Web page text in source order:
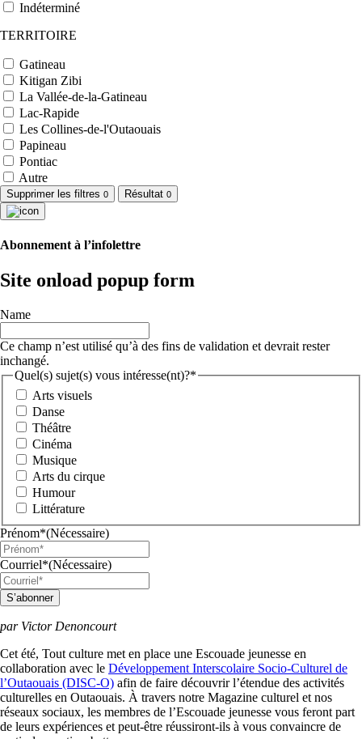
Indéterminé
TERRITOIRE
Gatineau
Kitigan Zibi
La Vallée-de-la-Gatineau
Lac-Rapide
Les Collines-de-l'Outaouais
Papineau
Pontiac
Autre
Supprimer les filtres 0 Résultat 0
Abonnement à l’infolettre
Site onload popup form
Name
Ce champ n’est utilisé qu’à des fins de validation et devrait rester
inchangé.
Quel(s) sujet(s) vous intéresse(nt)?*
Arts visuels
Danse
Théâtre
Cinéma
Musique
Arts du cirque
Humour
Littérature
Prénom*(Nécessaire)
Courriel*(Nécessaire)
S’abonner
par Victor Denoncourt
Cet été, Tout culture met en place une Escouade jeunesse en
collaboration avec le Développement Interscolaire Socio-Culturel de
l’Outaouais (DISC-O) afin de faire découvrir l’étendue des activités
culturelles en Outaouais. À travers notre Magazine culturel et nos
réseaux sociaux, les membres de l’Escouade jeunesse vous feront part
de leurs expériences et peut-être réussiront-ils à vous convaincre de